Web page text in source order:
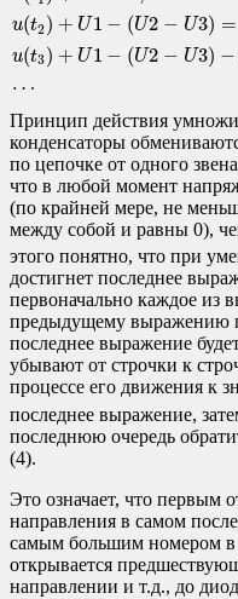
u(t2) + U1 − (U2 − U3) =
u(t3) + U1 − (U2 − U3) −
…
Принцип действия
конденсаторы
по цепочке от одного
что в любой момент
(по крайней мере, не
между собой и равны 0),
этого понятно, что при
достигнет последнее
первоначально каждое из
предыдущему выражению
последнее выражение
убывают от строчки к
процессе его движения к
последнее выражение,
последнюю очередь
(4).
Это означает, что первым
направления в самом
самым большим номером в
открывается
направлении и т.д., до